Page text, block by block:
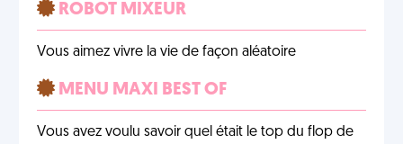
ROBOT MIXEUR
Vous aimez vivre la vie de façon aléatoire
MENU MAXI BEST OF
Vous avez voulu savoir quel était le top du flop de